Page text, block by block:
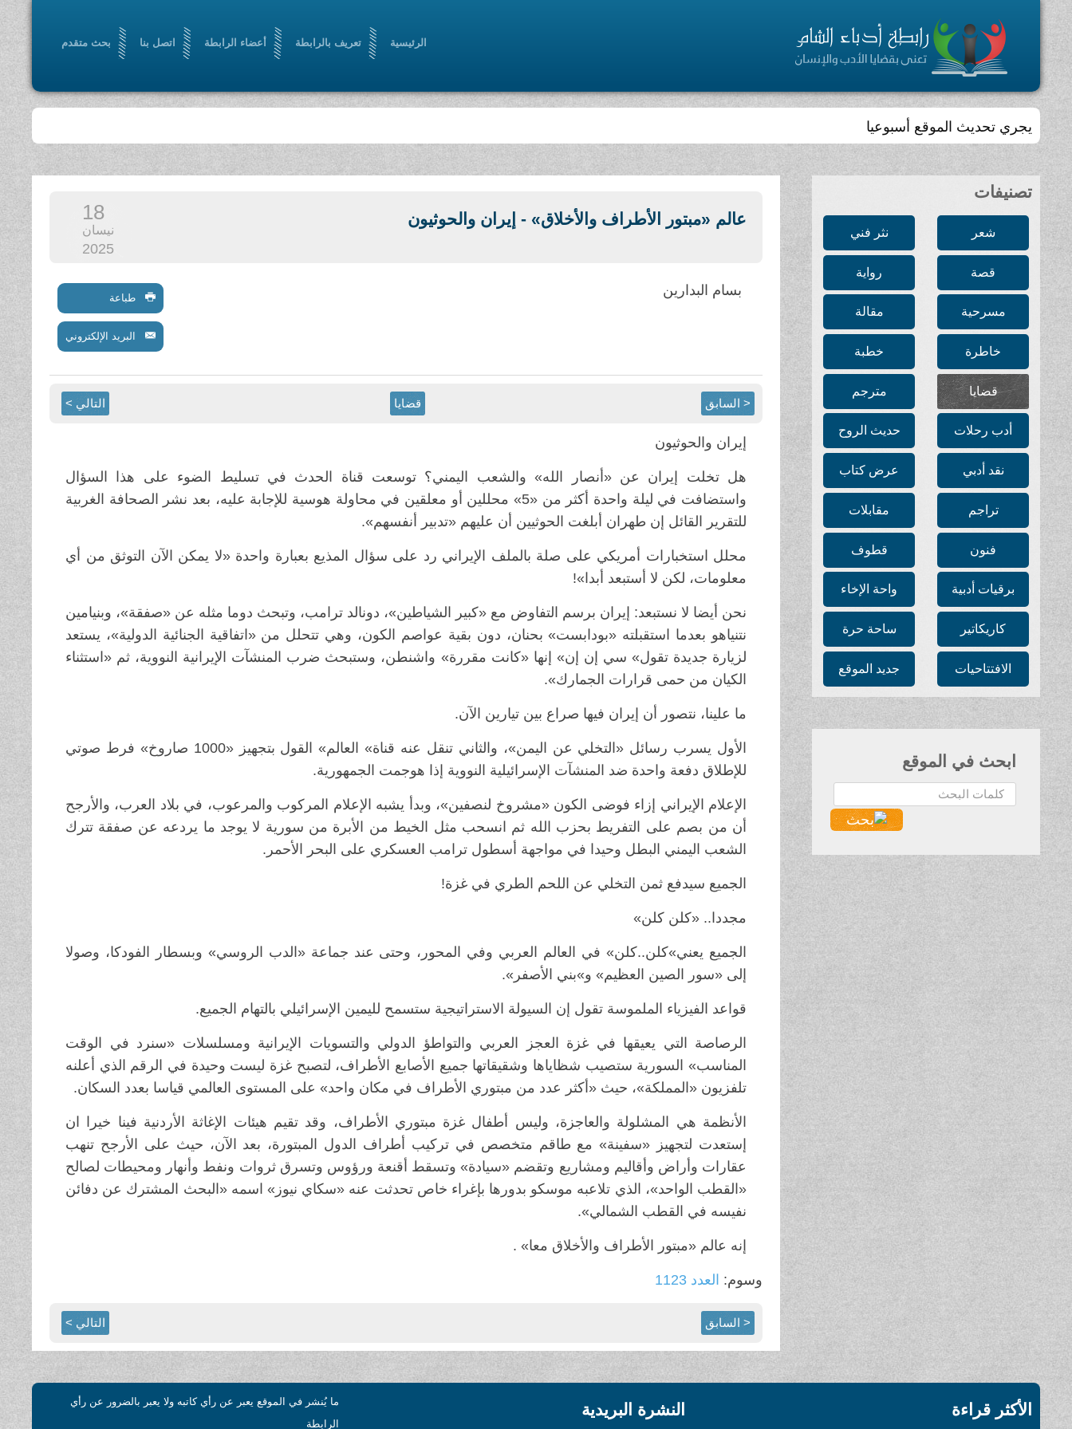
الرئيسية تعريف بالرابطة أعضاء الرابطة اتصل بنا بحث متقدم
يجري تحديث الموقع أسبوعيا
تصنيفات
شعر نثر فني
قصة رواية
مسرحية مقالة
خاطرة خطبة
قضايا مترجم
أدب رحلات حديث الروح
نقد أدبي عرض كتاب
تراجم مقابلات
فنون قطوف
برقيات أدبية واحة الإخاء
كاريكاتير ساحة حرة
الافتتاحيات جديد الموقع
ابحث في الموقع
البحث...
عالم «مبتور الأطراف والأخلاق» - إيران والحوثيون 18
نيسان
2025
بسام البدارين طباعة
البريد الإلكتروني
< السابق قضايا التالي >
إيران والحوثيون
هل تخلت إيران عن «أنصار الله» والشعب اليمني؟ توسعت قناة الحدث في تسليط الضوء على هذا السؤال
واستضافت في ليلة واحدة أكثر من «5» محللين أو معلقين في محاولة هوسية للإجابة عليه، بعد نشر الصحافة الغربية
للتقرير القائل إن طهران أبلغت الحوثيين أن عليهم «تدبير أنفسهم».
محلل استخبارات أمريكي على صلة بالملف الإيراني رد على سؤال المذيع بعبارة واحدة «لا يمكن الآن التوثق من أي
معلومات، لكن لا أستبعد أبدا»!
نحن أيضا لا نستبعد: إيران برسم التفاوض مع «كبير الشياطين»، دونالد ترامب، وتبحث دوما مثله عن «صفقة»، وبنيامين
نتنياهو بعدما استقبلته «بودابست» بحنان، دون بقية عواصم الكون، وهي تتحلل من «اتفاقية الجنائية الدولية»، يستعد
لزيارة جديدة تقول» سي إن إن» إنها «كانت مقررة» واشنطن، وستبحث ضرب المنشآت الإيرانية النووية، ثم «استثناء
الكيان من حمى قرارات الجمارك».
ما علينا، نتصور أن إيران فيها صراع بين تيارين الآن.
الأول يسرب رسائل «التخلي عن اليمن»، والثاني تنقل عنه قناة» العالم» القول بتجهيز «1000 صاروخ» فرط صوتي
للإطلاق دفعة واحدة ضد المنشآت الإسرائيلية النووية إذا هوجمت الجمهورية.
الإعلام الإيراني إزاء فوضى الكون «مشروخ لنصفين»، وبدأ يشبه الإعلام المركوب والمرعوب، في بلاد العرب، والأرجح
أن من بصم على التفريط بحزب الله ثم انسحب مثل الخيط من الأبرة من سورية لا يوجد ما يردعه عن صفقة تترك
الشعب اليمني البطل وحيدا في مواجهة أسطول ترامب العسكري على البحر الأحمر.
الجميع سيدفع ثمن التخلي عن اللحم الطري في غزة!
مجددا.. «كلن كلن»
الجميع يعني»كلن..كلن» في العالم العربي وفي المحور، وحتى عند جماعة «الدب الروسي» وبسطار الفودكا، وصولا
إلى «سور الصين العظيم» و»بني الأصفر».
قواعد الفيزياء الملموسة تقول إن السيولة الاستراتيجية ستسمح لليمين الإسرائيلي بالتهام الجميع.
الرصاصة التي يعيقها في غزة العجز العربي والتواطؤ الدولي والتسويات الإيرانية ومسلسلات «سنرد في الوقت
المناسب» السورية ستصيب شظاياها وشقيقاتها جميع الأصابع الأطراف، لتصبح غزة ليست وحيدة في الرقم الذي أعلنه
تلفزيون «المملكة»، حيث «أكثر عدد من مبتوري الأطراف في مكان واحد» على المستوى العالمي قياسا بعدد السكان.
الأنظمة هي المشلولة والعاجزة، وليس أطفال غزة مبتوري الأطراف، وقد تقيم هيئات الإغاثة الأردنية فينا خيرا ان
إستعدت لتجهيز «سفينة» مع طاقم متخصص في تركيب أطراف الدول المبتورة، بعد الآن، حيث على الأرجح تنهب
عقارات وأراض وأقاليم ومشاريع وتقضم «سيادة» وتسقط أقنعة ورؤوس وتسرق ثروات ونفط وأنهار ومحيطات لصالح
«القطب الواحد»، الذي تلاعبه موسكو بدورها بإغراء خاص تحدثت عنه «سكاي نيوز» اسمه «البحث المشترك عن دفائن
نفيسه في القطب الشمالي».
إنه عالم «مبتور الأطراف والأخلاق معا» .
وسوم: العدد 1123
< السابق التالي >
الأكثر قراءة النشرة البريدية
ما يُنشر في الموقع يعبر عن رأي كاتبه ولا يعبر بالضرور عن رأي
الرابطة